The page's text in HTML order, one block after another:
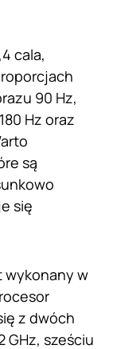
cala,
90 Hz,
Hz oraz
są
się
wykonany w
z dwóch
GHz, sześciu